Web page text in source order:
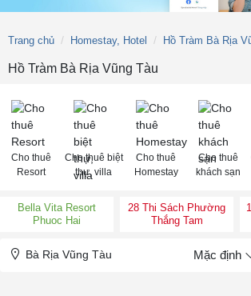
Trang chủ Homestay, Hotel Hồ Tràm Bà Rịa
Hồ Tràm Bà Rịa Vũng Tàu
Cho thuê
Resort
Cho thuê biệt
thự, villa
Cho thuê
Homestay
Cho thuê
khách sạn
Bella Vita Resort
Phuoc Hai
28 Thi Sách Phường
Thắng Tam
Bà Rịa Vũng Tàu Mặc định